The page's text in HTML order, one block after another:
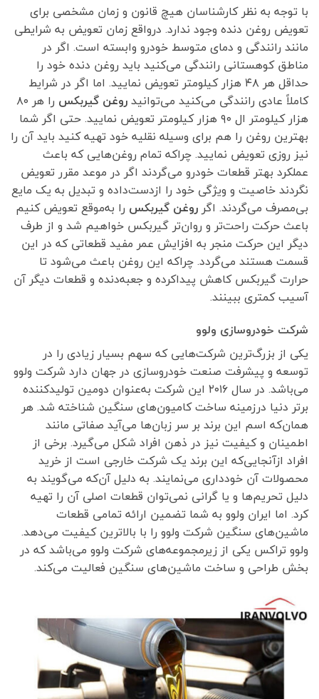
با توجه به نظر کارشناسان هیچ قانون و زمان مشخصی برای
تعویض روغن دنده وجود ندارد. درواقع زمان تعویض به شرایطی
مانند رانندگی و دمای متوسط خودرو وابسته است. اگر در
مناطق کوهستانی رانندگی می‌کنید باید روغن دنده خود را
حداقل هر ۴۸ هزار کیلومتر تعویض نمایید. اما اگر در شرایط
کاملاً عادی رانندگی می‌کنید می‌توانیدروغن گیربکس
را هر ۸۰
هزار کیلومتر ال ۹۰ هزار کیلومتر تعویض نمایید. حتی اگر شما
بهترین روغن را هم برای وسیله نقلیه خود تهیه کنید باید آن را
نیز روزی تعویض نمایید. چراکه تمام روغن‌هایی که باعث
عملکرد بهتر قطعات خودرو می‌گردند اگر در موعد مقرر تعویض
نگردند خاصیت و ویژگی خود را ازدست‌داده و تبدیل به یک مایع
بی‌مصرف می‌گردند. اگر روغن گیربکس را به‌موقع تعویض کنیم
باعث حرکت راحت‌تر و روان‌تر گیربکس خواهیم شد و از طرف
دیگر این حرکت منجر به افزایش عمر مفید قطعاتی که در این
قسمت هستند می‌گردد. چراکه این روغن باعث می‌شود تا
حرارت گیربکس کاهش پیداکرده و جعبه‌دنده و قطعات دیگر آن
آسیب کمتری ببینند.
شرکت خودروسازی ولوو
یکی از بزرگ‌ترین شرکت‌هایی که سهم بسیار زیادی را در
توسعه و پیشرفت صنعت خودروسازی در جهان دارد شرکت ولوو
می‌باشد. در سال ۲۰۱۶ این شرکت به‌عنوان دومین تولیدکننده
برتر دنیا درزمینه ساخت کامیون‌های سنگین شناخته شد. هر
همان‌که اسم این برند بر سر زبان‌ها می‌آید صفاتی مانند
اطمینان و کیفیت نیز در ذهن افراد شکل می‌گیرد. برخی از
افراد ازآنجایی‌که این برند یک شرکت خارجی است از خرید
محصولات آن خودداری می‌نمایند. به دلیل آن‌که می‌گویند به
دلیل تحریم‌ها و یا گرانی نمی‌توان قطعات اصلی آن را تهیه
کرد. اما ایران ولوو به شما تضمین ارائه تمامی قطعات
ماشین‌های سنگین شرکت ولوو را با بالاترین کیفیت می‌دهد.
ولوو تراکس یکی از زیرمجموعه‌های شرکت ولوو می‌باشد که در
بخش طراحی و ساخت ماشین‌های سنگین فعالیت می‌کند.